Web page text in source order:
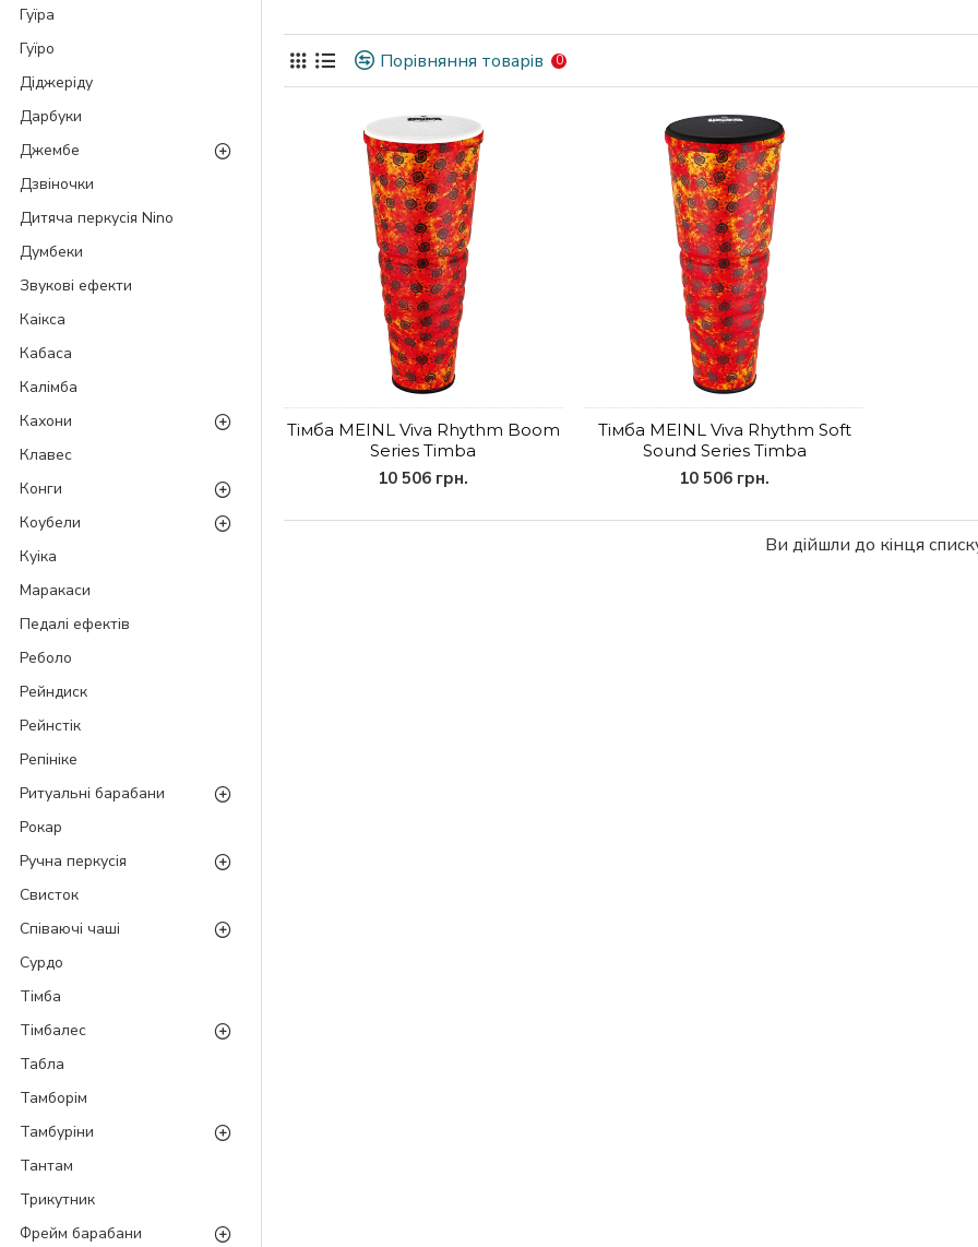
Гуїра
Гуїро
Діджеріду
Дарбуки
Джембе
Дзвіночки
Дитяча перкусія Nino
Думбеки
Звукові ефекти
Каікса
Кабаса
Калімба
Кахони
Клавес
Конги
Коубели
Куіка
Маракаси
Педалі ефектів
Реболо
Рейндиск
Рейнстік
Репініке
Ритуальні барабани
Рокар
Ручна перкусія
Свисток
Співаючі чаші
Сурдо
Тімба
Тімбалес
Табла
Тамборім
Тамбуріни
Тантам
Трикутник
Фрейм барабани
Порівняння товарів 0
Тімба MEINL Viva Rhythm Boom
Series Timba
10 506 грн.
Тімба MEINL Viva Rhythm Soft
Sound Series Timba
10 506 грн.
Ви дійшли до кінця